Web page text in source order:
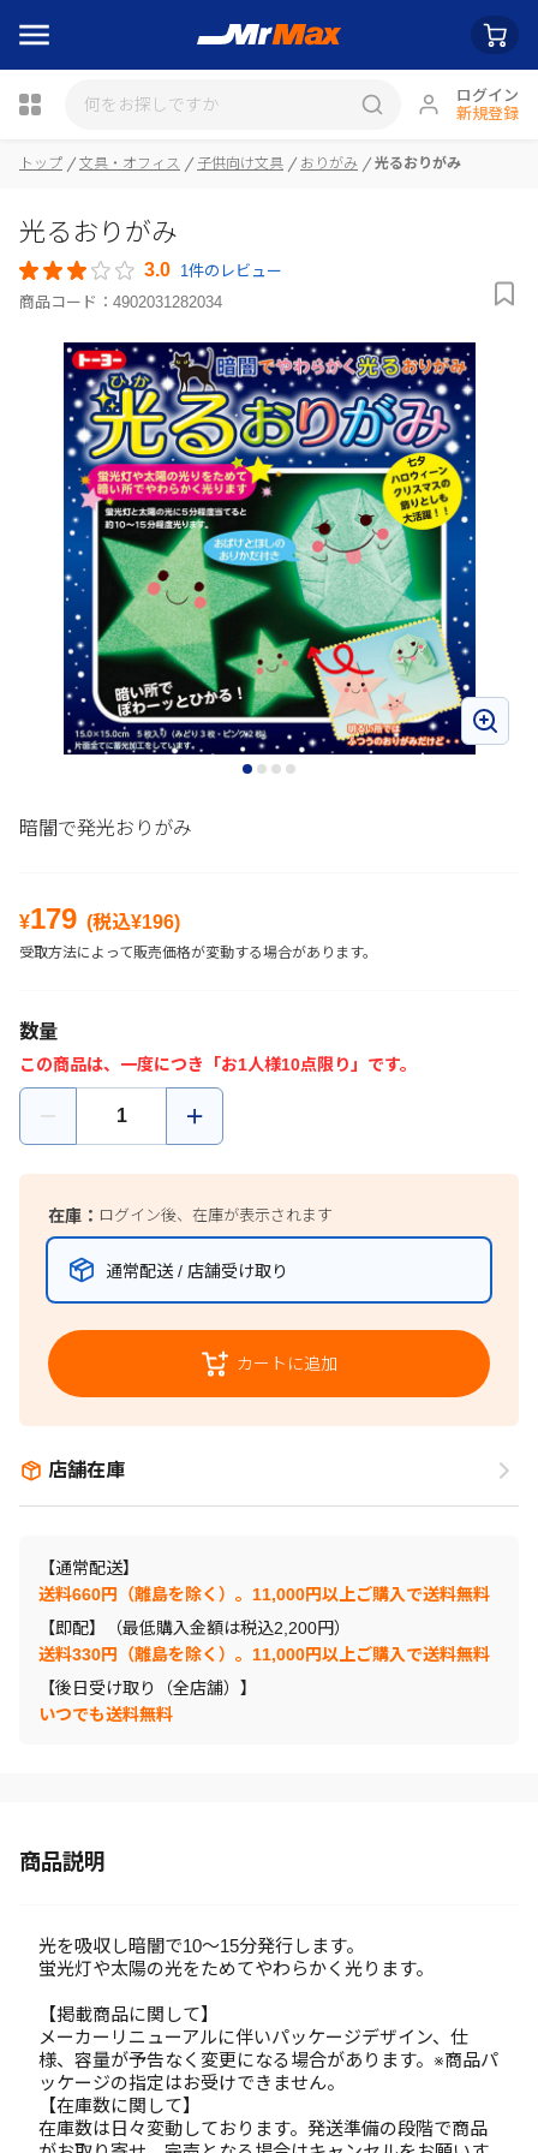
ログイン
新規登録
瓶詰
トップ 文具・オフィス 子供向け文具 おりがみ 光るおりがみ
光るおりがみ
3.0 1件のレビュー
商品コード： 4902031282034
暗闇で発光おりがみ
¥179 (税込¥196)
受取方法によって販売価格が変動する場合があります。
数量
この商品は、一度につき「お1人様10点限り」です。
在庫： ログイン後、在庫が表示されます
通常配送 / 店舗受け取り
カートに追加
店舗在庫
【通常配送】
送料660円（離島を除く）。11,000円以上ご購入で送料無料
【即配】（最低購入金額は税込2,200円）
送料330円（離島を除く）。11,000円以上ご購入で送料無料
【後日受け取り（全店舗）】
いつでも送料無料
商品説明
光を吸収し暗闇で10～15分発行します。
蛍光灯や太陽の光をためてやわらかく光ります。
【掲載商品に関して】
メーカーリニューアルに伴いパッケージデザイン、仕
様、容量が予告なく変更になる場合があります。※商品パ
ッケージの指定はお受けできません。
【在庫数に関して】
在庫数は日々変動しております。発送準備の段階で商品